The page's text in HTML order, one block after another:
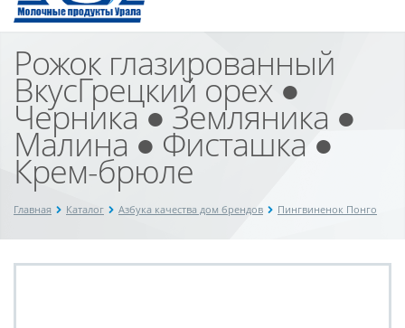
Рожок глазированный
ВкусГрецкий орех ●
Черника ● Земляника ●
Малина ● Фисташка ●
Крем-брюле
Главная Каталог Азбука качества дом брендов Пингвиненок Понго